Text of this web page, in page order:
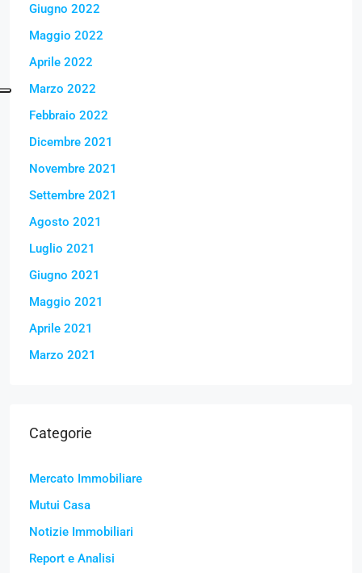
Giugno 2022
Maggio 2022
Aprile 2022
Marzo 2022
Febbraio 2022
Dicembre 2021
Novembre 2021
Settembre 2021
Agosto 2021
Luglio 2021
Giugno 2021
Maggio 2021
Aprile 2021
Marzo 2021
Categorie
Mercato Immobiliare
Mutui Casa
Notizie Immobiliari
Report e Analisi